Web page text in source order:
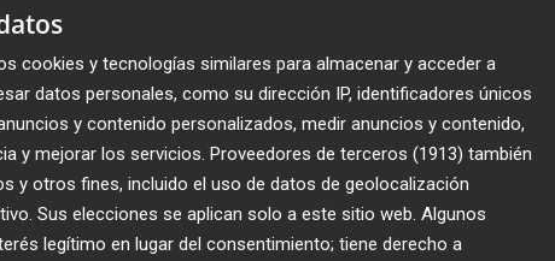
alianzas
4Castelló
un
equipo
5El
Gerard
Cardona
cookies y tecnologías similares para almacenar y acceder a
datos personales, como su dirección IP, identificadores únicos
y contenido personalizados, medir anuncios y contenido,
y mejorar los servicios. Proveedores de terceros (1913) también
y otros fines, incluido el uso de datos de geolocalización
Sus elecciones se aplican solo a este sitio web. Algunos
legítimo en lugar del consentimiento; tiene derecho a